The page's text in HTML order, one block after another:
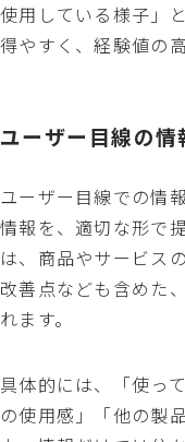
使用している様子」
得やすく、経験値の
ユーザー目線の
ユーザー目線での情
情報を、適切な形で
は、商品やサービス
改善点なども含めた
れます。
具体的には、「使っ
の使用感」「他の製